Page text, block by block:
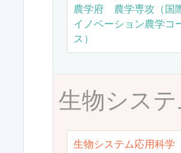
農学府 農学専攻（国
イノベーション農学コ
ス）
生物シス
生物システム応用科学